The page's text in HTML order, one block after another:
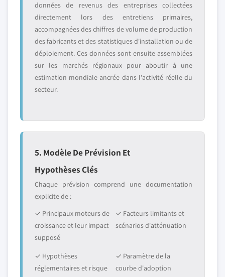
données de revenus des entreprises collectées
directement lors des entretiens primaires,
accompagnées des chiffres de volume de production
des fabricants et des statistiques d'installation ou de
déploiement. Ces données sont ensuite assemblées
sur les marchés régionaux pour aboutir à une
estimation mondiale ancrée dans l'activité réelle du
secteur.
5. Modèle De Prévision Et
Hypothèses Clés
Chaque prévision comprend une documentation
explicite de :
✓ Principaux moteurs de
croissance et leur impact
supposé
✓ Facteurs limitants et
scénarios d'atténuation
✓ Hypothèses
réglementaires et risque
✓ Paramètre de la
courbe d'adoption